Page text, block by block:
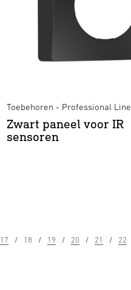
Toebehoren - Professional Line
Zwart paneel voor IR
sensoren
17 18 19 20 21 22